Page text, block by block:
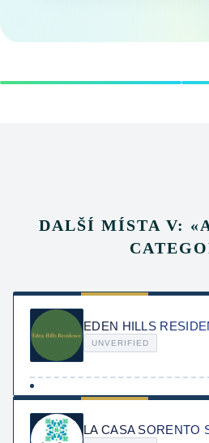
DALŠÍ MÍSTA V: «
EDEN HILLS
UNVERIFIED
LA CASA SORENTO